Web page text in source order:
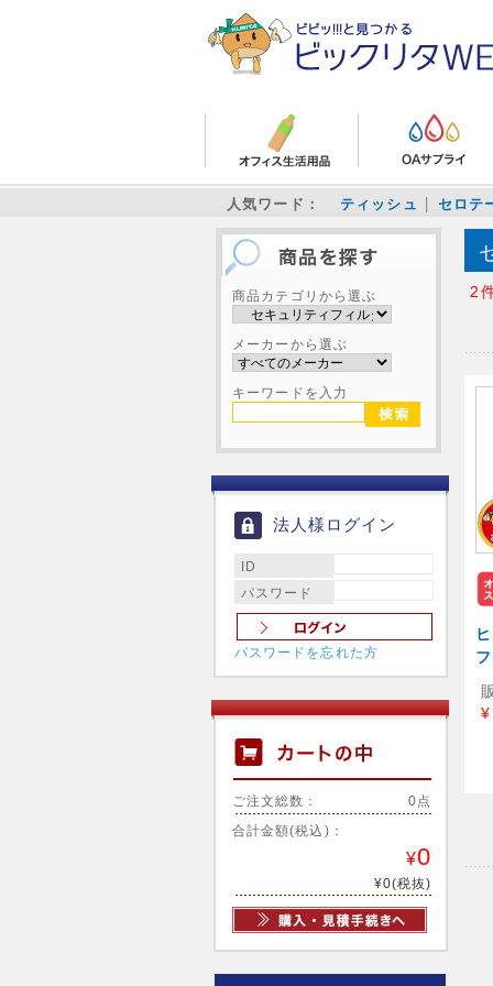
人気ワード： ティッシュ セロテ
商品カテゴリから選ぶ
メーカーから選ぶ
キーワードを入力
法人様ログイン
ID
パスワード
パスワードを忘れた方
ご注文総数： 0点
合計金額(税込)：
¥0
¥0(税抜)
2